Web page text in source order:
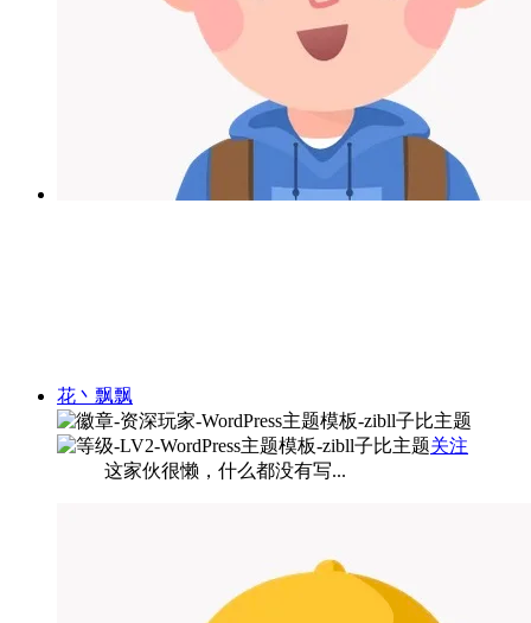
花丶飘飘
关注
这家伙很懒，什么都没有写...